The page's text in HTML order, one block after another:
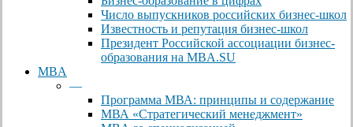
Число выпускников российских бизнес-школ
Известность и репутация бизнес-школ
Президент Российской ассоциации бизнес-
образования на MBA.SU
MBA
—
Программа МВА: принципы и содержание
МВА «Cтратегический менеджмент»